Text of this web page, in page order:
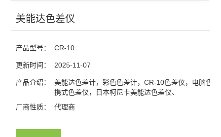
美能达色差仪
产品型号： CR-10
更新时间： 2025-11-07
产品介绍：
美能达色差计，彩色色差计，CR-10色差仪，电脑色
携式色差仪，日本柯尼卡美能达色差仪、
厂商性质：
代理商